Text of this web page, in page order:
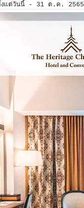
งแต่วันนี้ - 31 ต.ค. 2565